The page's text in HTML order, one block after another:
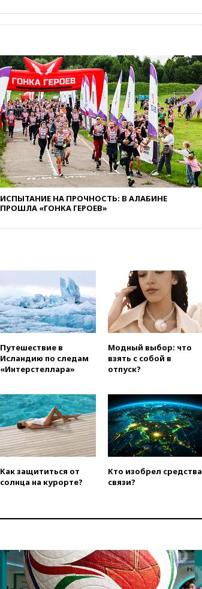
коррупции
выгоду безвизового режима с
ЕС
вчера, 22:59На башню
ресторана «Армения» в
Москве вернут утраченную
скульптуру балерины
вчера, 22:45Литовец
протаранил погранпункт при
попытке попасть в Россию
вчера, 22:28Бессент
анонсировал скорое
соглашение о прекращении
огня США и Ирана
вчера, 22:15Три человека
выделить средства на новые
РЛС для Белгородской
области
вчера, 21:56
The Atlantic: Маск
отказал Украине в
атак вглубь РФ
вчера, 21:35После пожара на
вчера, 21:26Лидеры сборной
РФ по гимнастике получили
официальный отказ в визах от
Хорватии
опубликовал 16 новых видео с
НЛО
свыше 6,5 тысячи грузовиков
«Интервидение» точно
пройдет в 2026 году
вчера, 20:45ПВО за день
ИСПЫТАНИЕ НА ПРОЧНОСТЬ: В АЛАБИНЕ
ПРОШЛА «ГОНКА ГЕРОЕВ»
Путешествие в
Исландию по следам
«Интерстеллара»
Модный выбор: что
взять с собой в
отпуск?
Как защититься от
солнца на курорте?
Кто изобрел средства
связи?